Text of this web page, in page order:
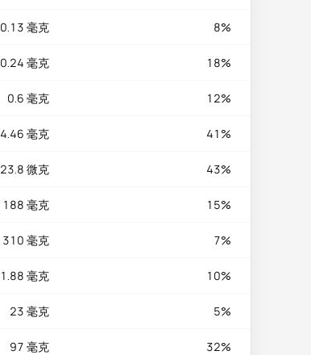
0.13 毫克 8%
0.24 毫克 18%
0.6 毫克 12%
4.46 毫克 41%
23.8 微克 43%
188 毫克 15%
310 毫克 7%
1.88 毫克 10%
23 毫克 5%
97 毫克 32%